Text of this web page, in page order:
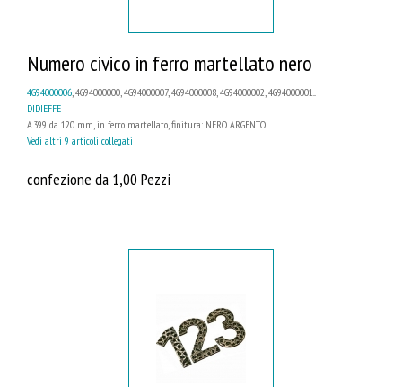
Numero civico in ferro martellato nero
4G94000006, 4G94000000, 4G94000007, 4G94000008, 4G94000002, 4G94000001...
DIDIEFFE
A.399 da 120 mm, in ferro martellato, finitura: NERO ARGENTO
Vedi altri 9 articoli collegati
confezione da 1,00 Pezzi